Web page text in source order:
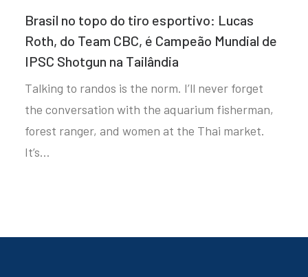
Brasil no topo do tiro esportivo: Lucas
Roth, do Team CBC, é Campeão Mundial de
IPSC Shotgun na Tailândia
Talking to randos is the norm. I’ll never forget
the conversation with the aquarium fisherman,
forest ranger, and women at the Thai market.
It’s…